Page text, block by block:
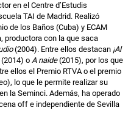
en el Centre d’Estudis
TAI de Madrid. Realizó
de los Baños (Cuba) y ECAM
productora con la que saca
(2004). Entre ellos destacan ¡Al
(2014) o A naide(2015), por los que
ellos el Premio RTVA o el premio
lo que le permite realizar su
la Seminci. Además, ha operado
off e independiente de Sevilla